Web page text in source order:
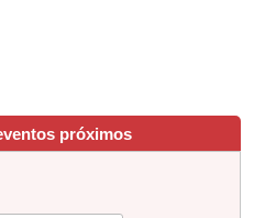
próximos